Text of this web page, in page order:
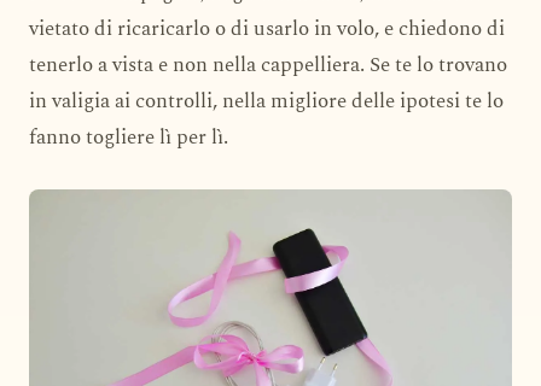
vietato di ricaricarlo o di usarlo in volo, e chiedono di
tenerlo a vista e non nella cappelliera. Se te lo trovano
in valigia ai controlli, nella migliore delle ipotesi te lo
fanno togliere lì per lì.